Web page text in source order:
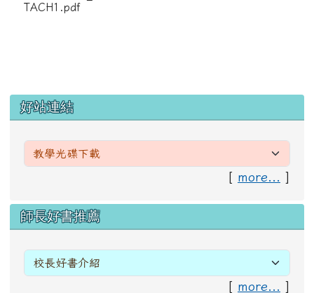
TACH1.pdf
左邊區域內容
好站連結
[ more... ]
右邊區域內容
師長好書推薦
[ more... ]